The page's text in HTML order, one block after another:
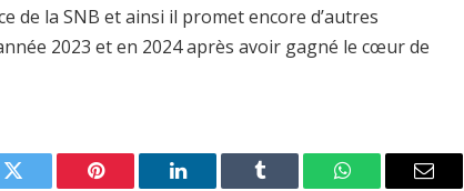
de la SNB et ainsi il promet encore d’autres
2023 et en 2024 après avoir gagné le cœur de
Twitter Pinterest LinkedIn Tumblr WhatsAppEmail